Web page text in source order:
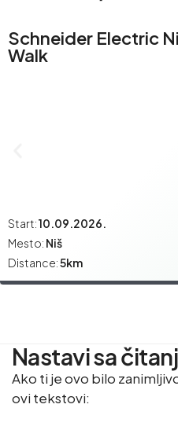
Schneider Electric
Walk
Start:10.09.2026.
Mesto: Niš
Distance:5km
Nastavi sa
Ako ti je ovo bilo
ovi tekstovi: